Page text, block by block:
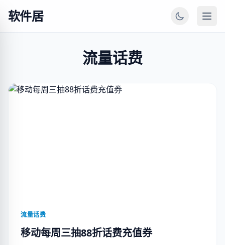
软件居
流量话费
流量话费
移动每周三抽88折话费充值券